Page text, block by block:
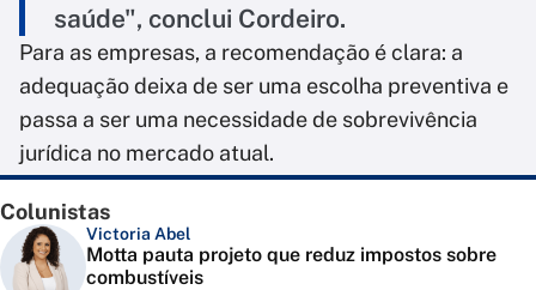
saúde", conclui Cordeiro.
Para as empresas, a recomendação é clara: a
adequação deixa de ser uma escolha preventiva e
passa a ser uma necessidade de sobrevivência
jurídica no mercado atual.
Colunistas
Victoria Abel
Motta pauta projeto que reduz impostos sobre
combustíveis